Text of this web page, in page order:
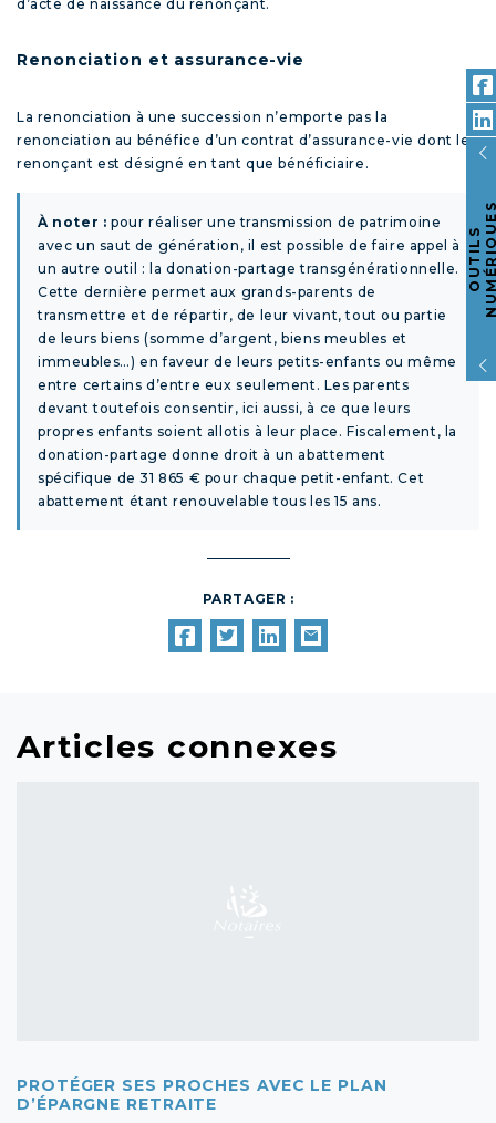
d’acte de naissance du renonçant.
Renonciation et assurance-vie
La renonciation à une succession n’emporte pas la
renonciation au bénéfice d’un contrat d’assurance-vie dont le
renonçant est désigné en tant que bénéficiaire.
À noter : pour réaliser une transmission de patrimoine
avec un saut de génération, il est possible de faire appel à
un autre outil : la donation-partage transgénérationnelle.
Cette dernière permet aux grands-parents de
transmettre et de répartir, de leur vivant, tout ou partie
de leurs biens (somme d’argent, biens meubles et
immeubles…) en faveur de leurs petits-enfants ou même
entre certains d’entre eux seulement. Les parents
devant toutefois consentir, ici aussi, à ce que leurs
propres enfants soient allotis à leur place. Fiscalement, la
donation-partage donne droit à un abattement
spécifique de 31 865 € pour chaque petit-enfant. Cet
abattement étant renouvelable tous les 15 ans.
PARTAGER :
Articles connexes
PROTÉGER SES PROCHES AVEC LE PLAN
D’ÉPARGNE RETRAITE
O
U
T
I
L
S
N
U
M
É
R
I
Q
U
E